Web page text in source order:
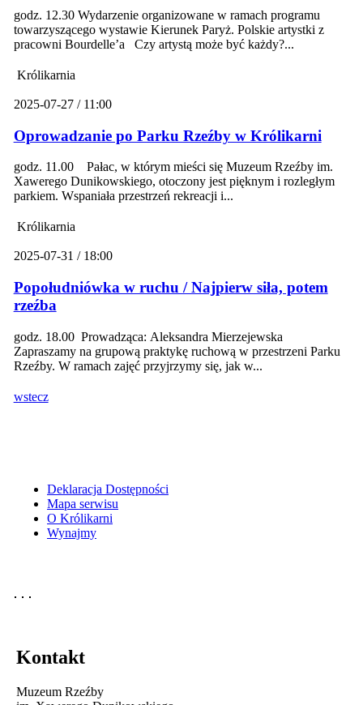
godz. 12.30 Wydarzenie organizowane w ramach programu
towarzyszącego wystawie Kierunek Paryż. Polskie artystki z
pracowni Bourdelle’a Czy artystą może być każdy?...
Królikarnia
2025-07-27 / 11:00
Oprowadzanie po Parku Rzeźby w Królikarni
godz. 11.00 Pałac, w którym mieści się Muzeum Rzeźby im.
Xawerego Dunikowskiego, otoczony jest pięknym i rozległym
parkiem. Wspaniała przestrzeń rekreacji i...
Królikarnia
2025-07-31 / 18:00
Popołudniówka w ruchu / Najpierw siła, potem
rzeźba
godz. 18.00 Prowadząca: Aleksandra Mierzejewska
Zapraszamy na grupową praktykę ruchową w przestrzeni Parku
Rzeźby. W ramach zajęć przyjrzymy się, jak w...
wstecz
Deklaracja Dostępności
Mapa serwisu
O Królikarni
Wynajmy
Kontakt
Muzeum Rzeźby